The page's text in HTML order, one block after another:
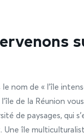
nom de « l’île
de la Réunion
de paysages, qui
Une île